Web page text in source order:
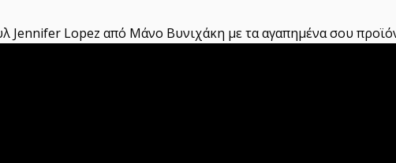
Jennifer Lopez από Μάνο Βυνιχάκη με τα αγαπημένα σου